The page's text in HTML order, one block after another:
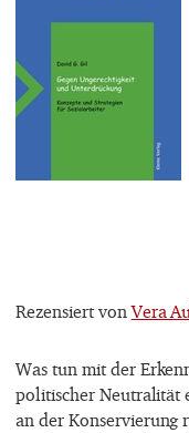
Rezensiert vonVera
Was tun mit der
politischer Neutralität
an der Konservierung